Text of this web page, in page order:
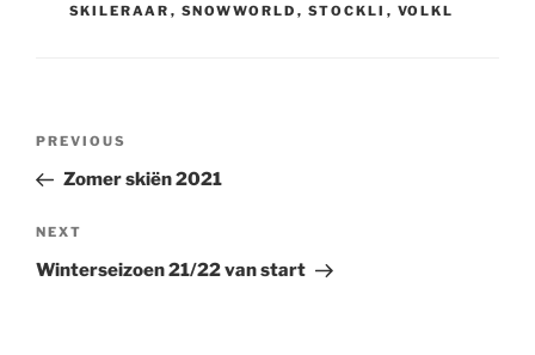
SKILERAAR , SNOWWORLD , STOCKLI , VOLKL
Previous
Post
PREVIOUS
Zomer skiën 2021
Next
Post
NEXT
Winterseizoen 21/22 van start